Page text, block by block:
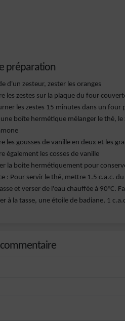
préparation
d'un zesteur, zester les oranges
les zestes sur la plaque du four
les zestes 15 minutes dans un
une boîte hermétique mélanger le thé,
les gousses de vanille en deux et les
également les cosses de vanille
la boite hermétiquement pour
: Pour servir le thé, mettre 1.5 c.a.c.
et verser de l'eau chauffée à 90°C.
à la tasse, une étoile de badiane, 1